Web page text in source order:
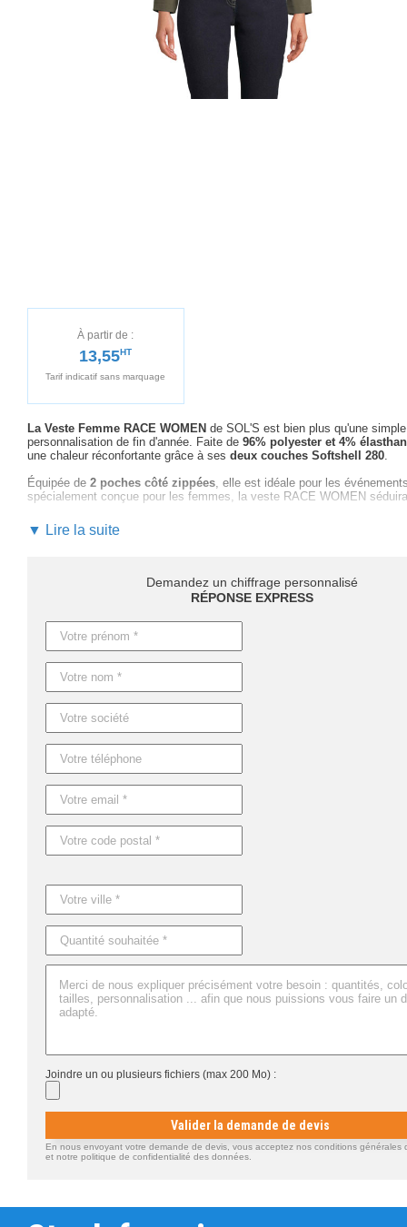
À partir de :
13,55HT
Tarif indicatif sans marquage
La Veste Femme RACE WOMEN de SOL'S est bien plus qu'une
personnalisation de fin d'année. Faite de 96% polyester et 4%
une chaleur réconfortante grâce à ses deux couches Softshell 280
Équipée de 2 poches côté zippées , elle est idéale pour les
spécialement conçue pour les femmes, la veste RACE WOMEN
Pour personnaliser cette veste à l'image de votre entreprise,
maquette pour choisir
Ne perdez pas de temps :demandez votre devis rapide et
de communication textile !
Les délais de livraison varient selon la quantité :
également possible sur demande
Caractéristiques du produit :
Référence : S01194
Nom : RACE WOMEN
Dimensions :
▼ Lire la suite
Demandez un chiffrage personnalisé
RÉPONSE EXPRESS
Joindre un ou plusieurs fichiers (max 200 Mo) :
Valider la demande de devis
En nous envoyant votre demande de devis, vous acceptez nos conditions générales
et notre politique de confidentialité des données.